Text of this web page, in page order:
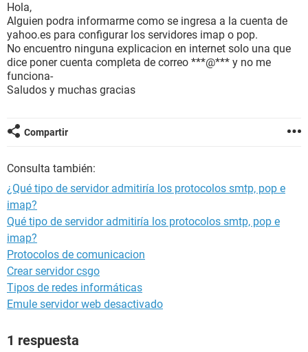
Hola,
Alguien podra informarme como se ingresa a la cuenta de
yahoo.es para configurar los servidores imap o pop.
No encuentro ninguna explicacion en internet solo una que
dice poner cuenta completa de correo ***@*** y no me
funciona-
Saludos y muchas gracias
Compartir
Consulta también:
¿Qué tipo de servidor admitiría los protocolos smtp, pop e
imap?
Qué tipo de servidor admitiría los protocolos smtp, pop e
imap?
Protocolos de comunicacion
Crear servidor csgo
Tipos de redes informáticas
Emule servidor web desactivado
1 respuesta